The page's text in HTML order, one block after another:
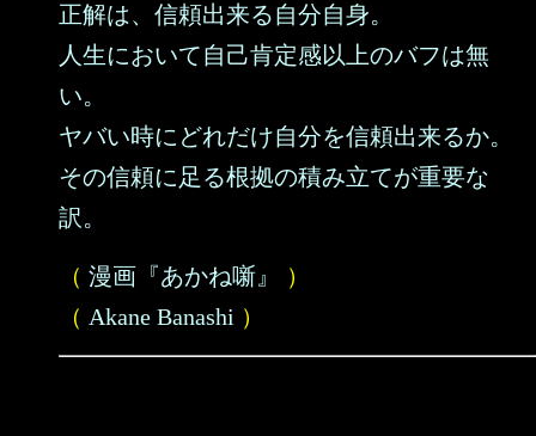
正解は、信頼出来る自分自身。
人生において自己肯定感以上のバフは無
い。
ヤバい時にどれだけ自分を信頼出来るか。
その信頼に足る根拠の積み立てが重要な
訳。
（ 漫画『あかね噺』
）
（ Akane Banashi ）